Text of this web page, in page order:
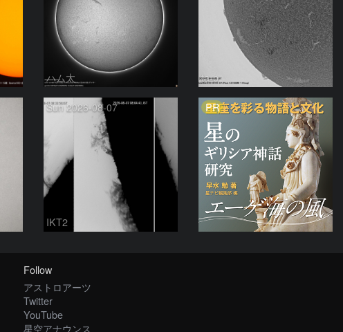
ハム太 ta-o
Sun 2026-08-07
IKT2
PR
Follow
アストロアーツ
Twitter
YouTube
星空アナウンス